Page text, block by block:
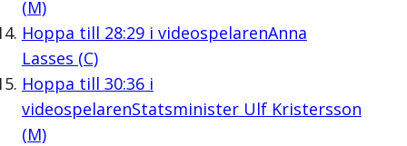
(M)
Hoppa till 28:29i videospelarenAnna
Lasses (C)
Hoppa till 30:36i
videospelarenStatsminister Ulf Kristersson
(M)